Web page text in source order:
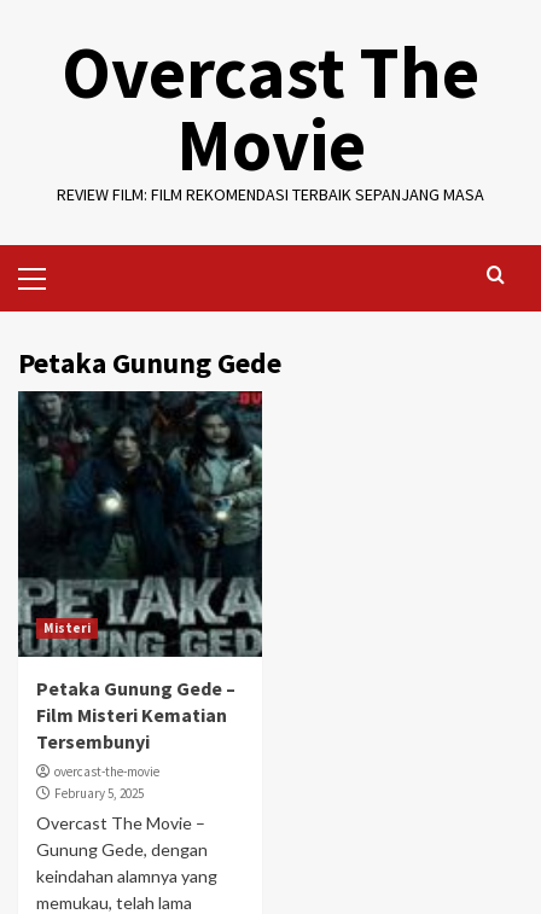
Overcast The
Movie
REVIEW FILM: FILM REKOMENDASI TERBAIK SEPANJANG MASA
Menu
Petaka Gunung Gede
Misteri
Petaka Gunung Gede –
Film Misteri Kematian
Tersembunyi
overcast-the-movie
February 5, 2025
Overcast The Movie –
Gunung Gede, dengan
keindahan alamnya yang
memukau, telah lama